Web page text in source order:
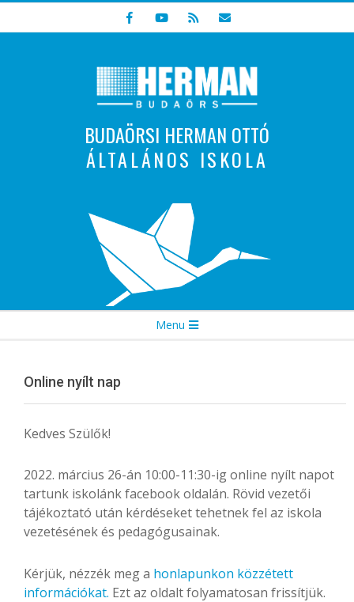
to
BUDAÖRSI HERMAN OTTÓ
ÁLTALÁNOS ISKOLA
Indulunk! Hamarosan újraindul oldalunk!
Menu
Online nyílt nap
Kedves Szülők!
2022. március 26-án 10:00-11:30-ig online nyílt napot
tartunk iskolánk facebook oldalán. Rövid vezetői
tájékoztató után kérdéseket tehetnek fel az iskola
vezetésének és pedagógusainak.
Kérjük, nézzék meg a honlapunkon közzétett
információkat. Ezt az oldalt folyamatosan frissítjük.